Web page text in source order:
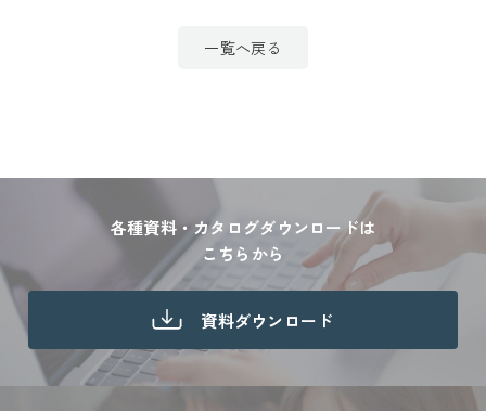
一覧へ戻る
各種資料・カタログダウンロードは
こちらから
資料ダウンロード